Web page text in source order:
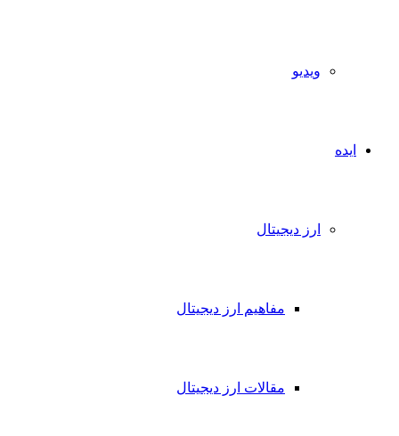
ویدیو
ایده
ارز دیجیتال
مفاهیم ارز دیجیتال
مقالات ارز دیجیتال